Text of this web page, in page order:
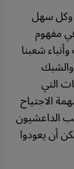
وكل سهل
مفهوم
شعبنا
التي
الاجتياح
الداعشيون
أن يعودوا